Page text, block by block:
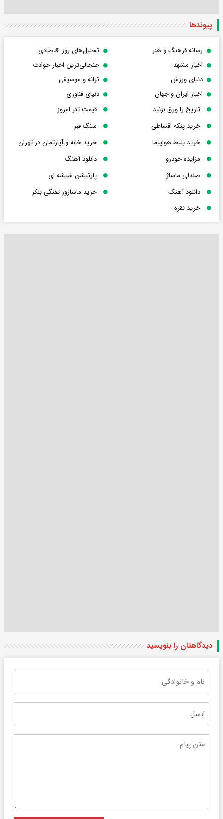
پیوندها
رسانه فرهنگ و هنر
تحلیل‌های روز اقتصادی
اخبار مشهد
جنجالی‌ترین اخبار حوادث
دنیای ورزش
ترانه و موسیقی
اخبار ایران و جهان
دنیای فناوری
تاریخ را ورق بزنید
قیمت تتر امروز
خرید پنکه اقساطی
سنگ قبر
خرید بلیط هواپیما
خرید خانه و آپارتمان در تهران
مزایده خودرو
دانلود آهنگ
صندلی ماساژ
پارتیشن شیشه ای
دانلود آهنگ
خرید ماساژور تفنگی بلکر
خرید نقره
دیدگاهتان را بنویسید